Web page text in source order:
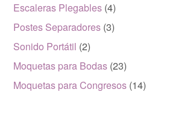
Escaleras Plegables (4)
Postes Separadores (3)
Sonido Portátil (2)
Moquetas para Bodas (23)
Moquetas para Congresos (14)